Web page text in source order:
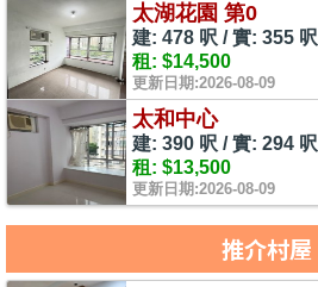
太湖花園 第0
建: 478 呎 / 實: 355 呎
租: $14,500
更新日期:2026-08-09
太和中心
建: 390 呎 / 實: 294 呎
租: $13,500
更新日期:2026-08-09
推介村屋